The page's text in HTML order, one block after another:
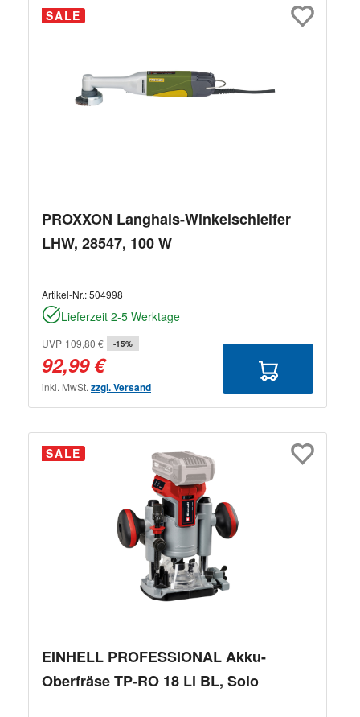
SALE
PROXXON Langhals-Winkelschleifer
LHW, 28547, 100 W
Artikel-Nr.:504998
Lieferzeit 2-5 Werktage
UVP 109,80 € -15%
92,99 €
inkl. MwSt. zzgl. Versand
SALE
EINHELL PROFESSIONAL Akku-
Oberfräse TP-RO 18 Li BL, Solo